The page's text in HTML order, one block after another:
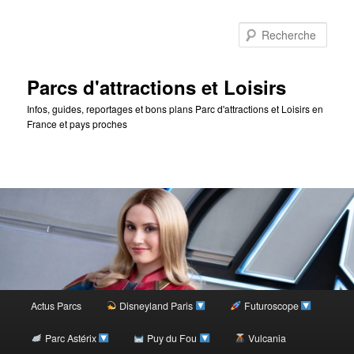
Parcs d'attractions et Loisirs
Infos, guides, reportages et bons plans Parc d'attractions et Loisirs en
France et pays proches
Menu
Aller
Actus Parcs Disneyland Paris Futuroscope
Parc Astérix Puy du Fou Vulcania